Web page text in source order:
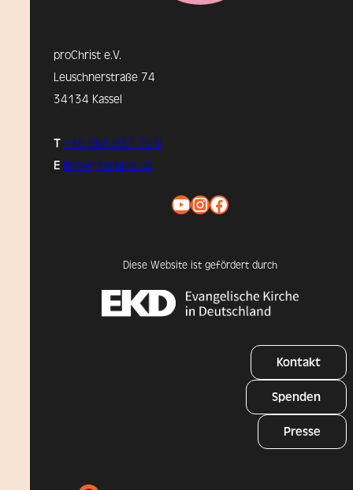
proChrist e.V.
Leuschnerstraße 74
34134 Kassel
T +49 561 937 79-0
E info@prochrist.de
YouTube InstagramFacebook
Diese Website ist gefördert durch
Kontakt
Spenden
Presse